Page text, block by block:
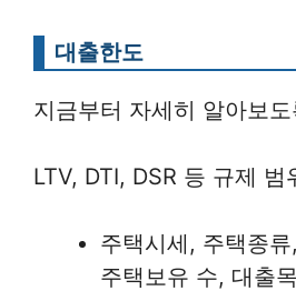
대출한도
지금부터 자세히 알아보
LTV, DTI, DSR 등 규제 범
주택시세, 주택종
주택보유 수, 대출